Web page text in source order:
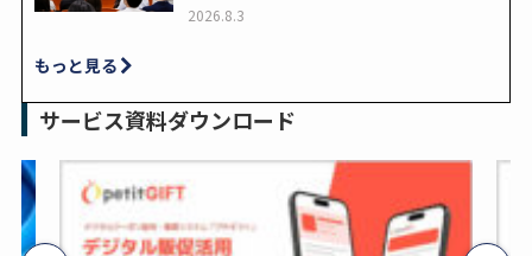
2026.8.3
もっと見る
サービス資料ダウンロード